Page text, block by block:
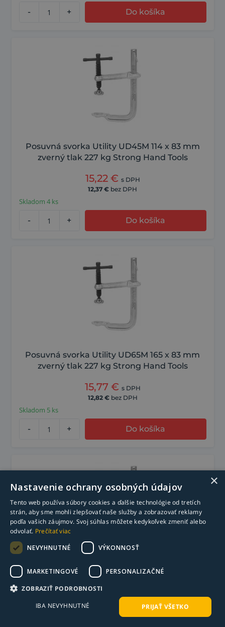
- + Do košíka
Posuvná svorka Utility UD45M 114 x 83 mm
zverný tlak 227 kg Strong Hand Tools
15,22 € s DPH
12,37 € bez DPH
Skladom 4 ks
- + Do košíka
Posuvná svorka Utility UD65M 165 x 83 mm
zverný tlak 227 kg Strong Hand Tools
15,77 € s DPH
12,82 € bez DPH
Skladom 5 ks
- + Do košíka
Posuvná svorka Utility UD85M 216 x 83 mm
zverný tlak 227 kg Strong Hand Tools
€s DPH
13,86
×
Nastavenie ochrany osobných údajov
Tento web používa súbory cookies a ďalšie technológie od tretích
strán, aby sme mohli zlepšovať naše služby a zobrazovať reklamy
podľa vašich záujmov. Svoj súhlas môžete kedykoľvek zmeniť alebo
odvolať. Prečítať viac
NEVYHNUTNÉ
VÝKONNOSŤ
MARKETINGOVÉ PERSONALIZAČNÉ
ZOBRAZIŤ PODROBNOSTI
PRIJAŤ VŠETKO
IBA NEVYHNUTNÉ